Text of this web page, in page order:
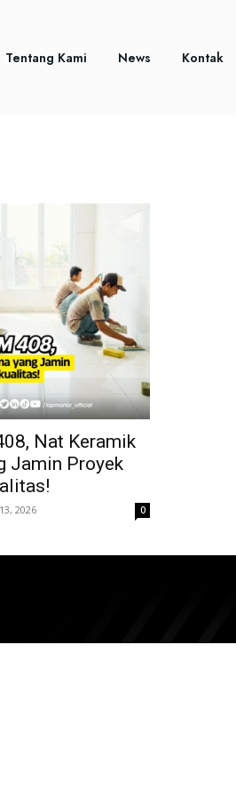
Tentang Kami News Kontak
Nat Keramik
Jamin Proyek
2026 0